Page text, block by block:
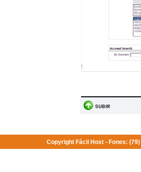
Copyright Fácil Host - Fones: